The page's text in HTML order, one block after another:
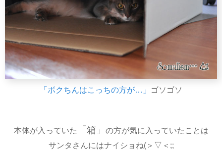
「ボクちんはこっちの方が…」 ゴソゴソ
本体が入っていた 「箱」
の方が気に入っていたことは
サンタさんにはナイショね(＞▽＜;;